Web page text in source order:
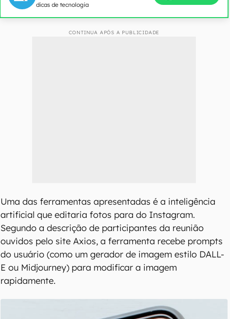
dicas de tecnologia
CONTINUA APÓS A PUBLICIDADE
Uma das ferramentas apresentadas é a inteligência
artificial que editaria fotos para do Instagram.
Segundo a descrição de participantes da reunião
ouvidos pelo site Axios, a ferramenta recebe prompts
do usuário (como um gerador de imagem estilo DALL-
E ou Midjourney) para modificar a imagem
rapidamente.